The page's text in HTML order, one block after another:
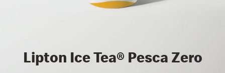
Lipton Ice Tea® Pesca Zero